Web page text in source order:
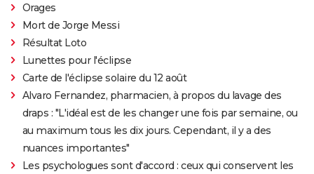
Orages
Mort de Jorge Messi
Résultat Loto
Lunettes pour l'éclipse
Carte de l'éclipse solaire du 12 août
Alvaro Fernandez, pharmacien, à propos du lavage des
draps : "L'idéal est de les changer une fois par semaine, ou
au maximum tous les dix jours. Cependant, il y a des
nuances importantes"
Les psychologues sont d'accord : ceux qui conservent les